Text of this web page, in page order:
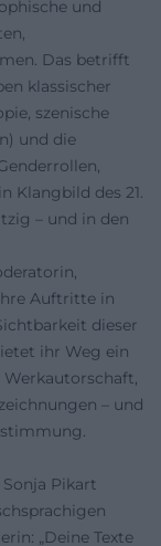
und
Das betrifft
klassischer
szenische
und die
Klangbild des 21.
– und in den
Auftritte in
dieser
ihr Weg ein
Werkautorschaft,
– und
Pikart
„Deine Texte